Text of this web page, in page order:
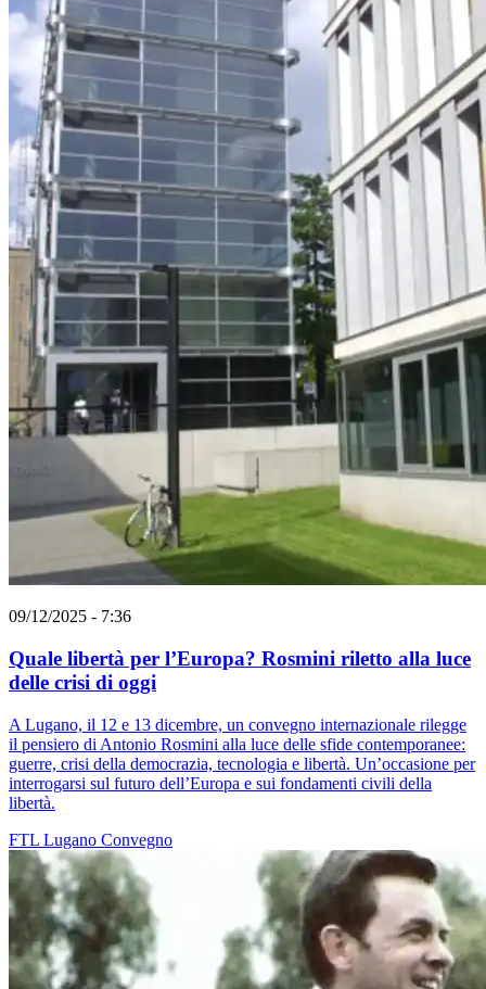
09/12/2025 - 7:36
Quale libertà per l’Europa? Rosmini riletto alla luce
delle crisi di oggi
A Lugano, il 12 e 13 dicembre, un convegno internazionale rilegge
il pensiero di Antonio Rosmini alla luce delle sfide contemporanee:
guerre, crisi della democrazia, tecnologia e libertà. Un’occasione per
interrogarsi sul futuro dell’Europa e sui fondamenti civili della
libertà.
FTL Lugano Convegno